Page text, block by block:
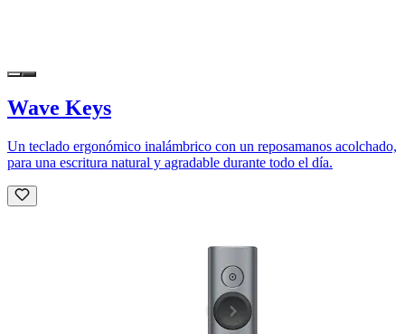
Wave Keys
Un teclado ergonómico inalámbrico con un reposamanos acolchado,
para una escritura natural y agradable durante todo el día.